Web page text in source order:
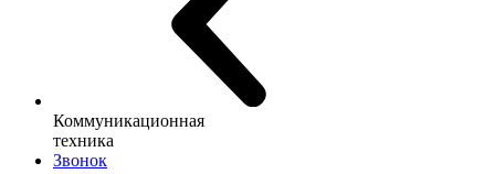
Коммуникационная
техника
Звонок